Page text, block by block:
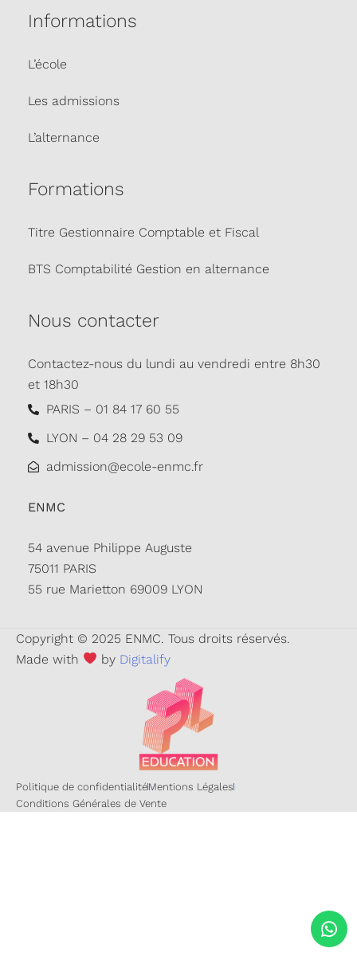
Informations
L’école
Les admissions
L’alternance
Formations
Titre Gestionnaire Comptable et Fiscal
BTS Comptabilité Gestion en alternance
Nous contacter
Contactez-nous du lundi au vendredi entre 8h30
et 18h30
PARIS – 01 84 17 60 55
LYON – 04 28 29 53 09
admission@ecole-enmc.fr
ENMC
54 avenue Philippe Auguste
75011 PARIS
55 rue Marietton 69009 LYON
Copyright © 2025 ENMC. Tous droits réservés.
Made with
by Digitalify
Politique de confidentialitéMentions Légales
Conditions Générales de Vente